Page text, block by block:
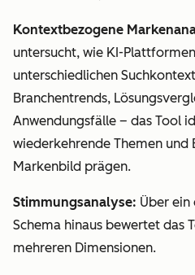
Kontextbezogene
untersucht, wie KI-
unterschiedlichen
Branchentrends,
Anwendungsfälle – das Tool
wiederkehrende Themen und
Markenbild prägen.
Stimmungsanalyse: Über ein
Schema hinaus bewertet das
mehreren Dimensionen.